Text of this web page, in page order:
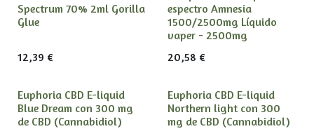
Spectrum 70% 2ml Gorilla
Glue
12,39 €
espectro Amnesia
1500/2500mg Líquido
vaper - 2500mg
20,58 €
Euphoria CBD E-liquid
Blue Dream con 300 mg
de CBD (Cannabidiol)
Euphoria CBD E-liquid
Northern light con 300
mg de CBD (Cannabidiol)